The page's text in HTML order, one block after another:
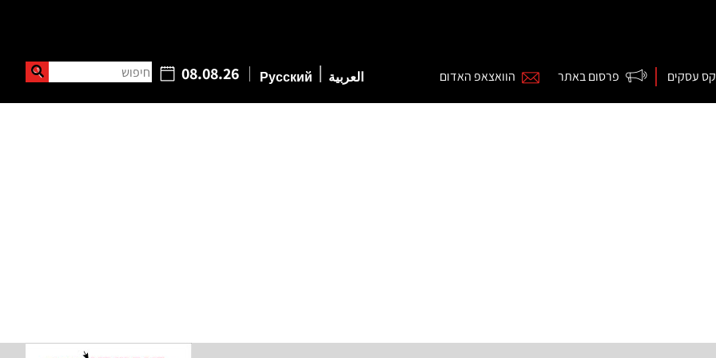
עסקים פרסום באתר הוואצאפ האדום 08.08.26 חיפוש العربية Русский